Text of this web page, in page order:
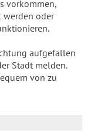
vorkommen,
werden oder
aufgefallen
Stadt melden.
von zu